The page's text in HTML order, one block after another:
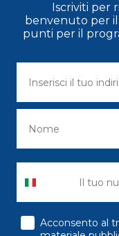
Iscriviti per
benvenuto per
punti per il
consenso
Acconsento al